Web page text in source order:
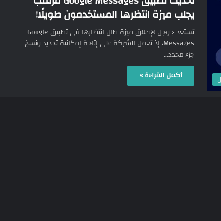
يجلب ميزة انتظرها المستخدمون طويلًا!
تستعد جوجل لإطلاق ميزة طال انتظارها في تطبيق Google
Messages، إذ تعمل الشركة على إتاحة إمكانية تحديد ونسخ
جزء محدد…
أكمل القراءة »